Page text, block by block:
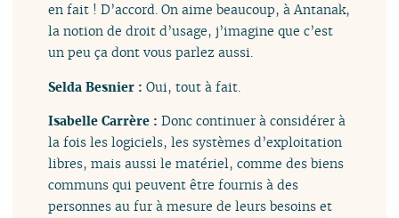
en fait ! D’accord. On aime beaucoup, à Antanak,
la notion de droit d’usage, j’imagine que c’est
un peu ça dont vous parlez aussi.
Selda Besnier :Oui, tout à fait.
Isabelle Carrère :Donc continuer à considérer à
la fois les logiciels, les systèmes d’exploitation
libres, mais aussi le matériel, comme des biens
communs qui peuvent être fournis à des
personnes au fur à mesure de leurs besoins et